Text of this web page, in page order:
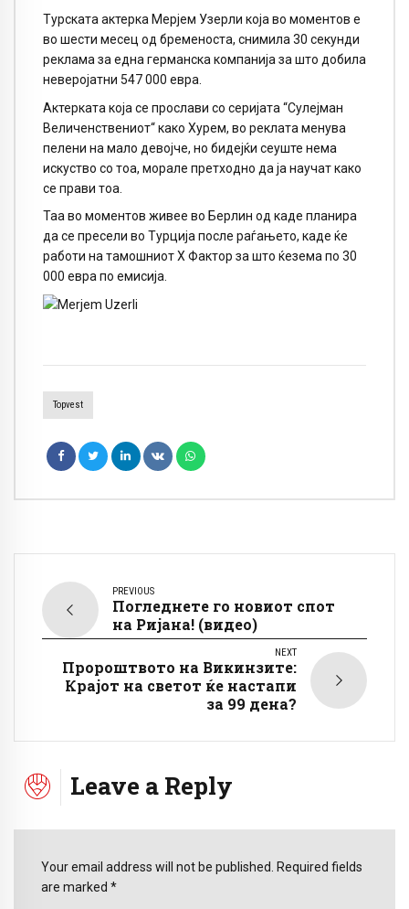
Турската актерка Мерјем Узерли која во моментов е
во шести месец од бременоста, снимила 30 секунди
реклама за една германска компанија за што добила
неверојатни 547 000 евра.
Актерката која се прослави со серијата “Сулејман
Величенствениот“ како Хурем, во реклата менува
пелени на мало девојче, но бидејќи сеуште нема
искуство со тоа, морале претходно да ја научат како
се прави тоа.
Таа во моментов живее во Берлин од каде планира
да се пресели во Турција после раѓањето, каде ќе
работи на тамошниот Х Фактор за што ќезема по 30
000 евра по емисија.
Topvest
PREVIOUS
Погледнете го новиот спот
на Ријана! (видео)
NEXT
Пророштвото на Викинзите:
Крајот на светот ќе настапи
за 99 дена?
Leave a Reply
Your email address will not be published. Required fields
are marked *